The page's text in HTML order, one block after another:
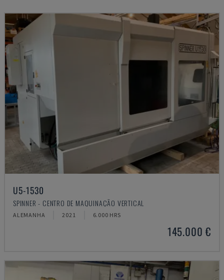
U5-1530
SPINNER - CENTRO DE MAQUINAÇÃO VERTICAL
ALEMANHA 2021 6.000 HRS
145.000 €